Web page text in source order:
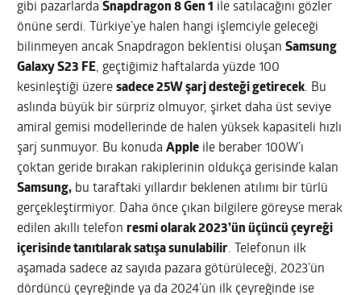
gibi pazarlardaSnapdragon 8 Gen 1 ile satılacağını gözler
önüne serdi. Türkiye’ye halen hangi işlemciyle geleceği
bilinmeyen ancak Snapdragon beklentisi oluşanSamsung
Galaxy S23 FE, geçtiğimiz haftalarda yüzde 100
kesinleştiği üzeresadece 25W şarj desteği getirecek. Bu
aslında büyük bir sürpriz olmuyor, şirket daha üst seviye
amiral gemisi modellerinde de halen yüksek kapasiteli hızlı
şarj sunmuyor. Bu konudaApple ile beraber 100W’ı
çoktan geride bırakan rakiplerinin oldukça gerisinde kalan
Samsung, bu taraftaki yıllardır beklenen atılımı bir türlü
gerçekleştirmiyor. Daha önce çıkan bilgilere göreyse merak
edilen akıllı telefonresmi olarak 2023’ün üçüncü çeyreği
içerisinde tanıtılarak satışa sunulabilir. Telefonun ilk
aşamada sadece az sayıda pazara götürüleceği, 2023’ün
dördüncü çeyreğinde ya da 2024’ün ilk çeyreğinde ise